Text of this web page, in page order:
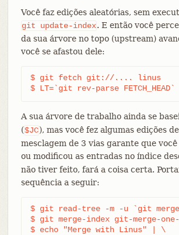
Você faz edições aleatórias, sem
git
update-index. E então você
da sua árvore no topo (upstream)
você se afastou dele:
$ git fetch git://.... linus
$ LT=`git rev-parse FETCH_HEAD`
A sua árvore de trabalho ainda se
($JC), mas você fez algumas edições
mesclagem de 3 vias garante que
ou modificou as entradas no índice
não tiver feito, fará a coisa certa.
sequência a seguir:
$ git read-tree -m -u `git merge-
$ git merge-index git-merge-
$ echo "Merge with Linus" | \